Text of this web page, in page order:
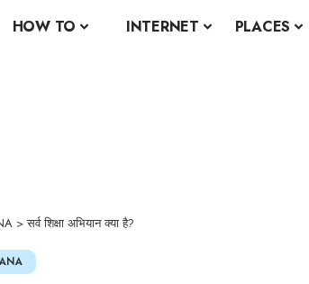
HOW TO INTERNET PLACES
>सर्व शिक्षा अभियान क्या है?